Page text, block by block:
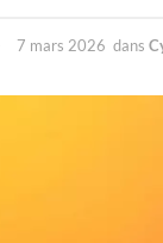
7 mars 2026 dans